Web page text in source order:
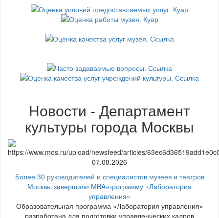
Новости - Департамент
культуры города Москвы
07.08.2026
Более 30 руководителей и специалистов музеев и театров
Москвы завершили MBA-программу «Лаборатория
управления»
Образовательная программа «Лаборатория управления»
разработана для подготовки управленческих кадров